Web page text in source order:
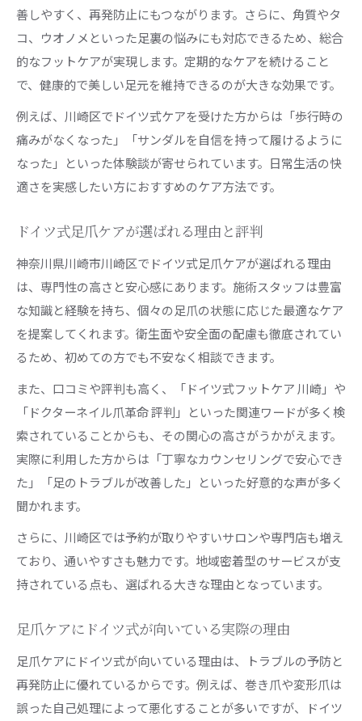
善しやすく、再発防止にもつながります。さらに、角質やタ
コ、ウオノメといった足裏の悩みにも対応できるため、総合
的なフットケアが実現します。定期的なケアを続けること
で、健康的で美しい足元を維持できるのが大きな効果です。
例えば、川崎区でドイツ式ケアを受けた方からは「歩行時の
痛みがなくなった」「サンダルを自信を持って履けるように
なった」といった体験談が寄せられています。日常生活の快
適さを実感したい方におすすめのケア方法です。
ドイツ式足爪ケアが選ばれる理由と評判
神奈川県川崎市川崎区でドイツ式足爪ケアが選ばれる理由
は、専門性の高さと安心感にあります。施術スタッフは豊富
な知識と経験を持ち、個々の足爪の状態に応じた最適なケア
を提案してくれます。衛生面や安全面の配慮も徹底されてい
るため、初めての方でも不安なく相談できます。
また、口コミや評判も高く、「ドイツ式フットケア 川崎」や
「ドクターネイル爪革命 評判」といった関連ワードが多く検
索されていることからも、その関心の高さがうかがえます。
実際に利用した方からは「丁寧なカウンセリングで安心でき
た」「足のトラブルが改善した」といった好意的な声が多く
聞かれます。
さらに、川崎区では予約が取りやすいサロンや専門店も増え
ており、通いやすさも魅力です。地域密着型のサービスが支
持されている点も、選ばれる大きな理由となっています。
足爪ケアにドイツ式が向いている実際の理由
足爪ケアにドイツ式が向いている理由は、トラブルの予防と
再発防止に優れているからです。例えば、巻き爪や変形爪は
誤った自己処理によって悪化することが多いですが、ドイツ